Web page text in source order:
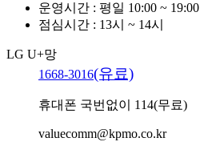
운영시간 : 평일 10:00 ~ 19:00
점심시간 : 13시 ~ 14시
LG U+망
1668-3016(유료)
휴대폰 국번없이 114(무료)
valuecomm@kpmo.co.kr